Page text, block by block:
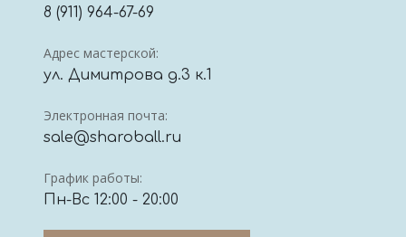
8 (911) 964-67-69
Адрес мастерской:
ул. Димитрова д.3 к.1
Электронная почта:
sale@sharoball.ru
График работы:
Пн-Вс 12:00 - 20:00